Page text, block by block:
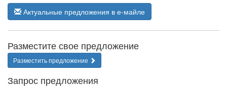
Актуальные предложения в е-майле
Разместите свое предложение
Разместить предложение
Запрос предложения